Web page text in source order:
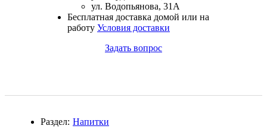
Многокомпонентный и яичный протеин
ул. Водопьянова, 31А
Бесплатная доставка домой или на
работу Условия доставки
Задать вопрос
Раздел: Напитки